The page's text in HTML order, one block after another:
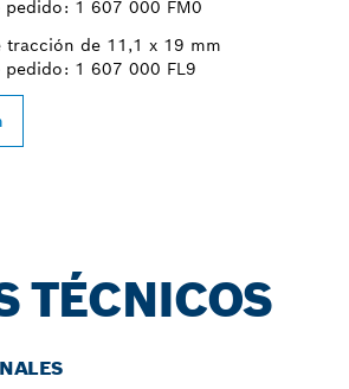
pedido: 1 607 000 FM0
tracción de 11,1 x 19 mm
pedido: 1 607 000 FL9
TÉCNICOS